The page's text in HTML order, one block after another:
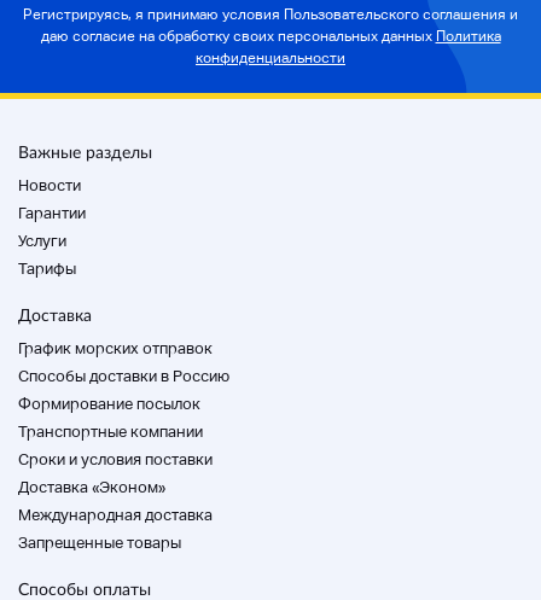
Регистрируясь, я принимаю условия Пользовательского соглашения и
даю согласие на обработку своих персональных данных Политика
конфиденциальности
Важные разделы
Новости
Гарантии
Услуги
Тарифы
Доставка
График морских отправок
Способы доставки в Россию
Формирование посылок
Транспортные компании
Cроки и условия поставки
Доставка «Эконом»
Международная доставка
Запрещенные товары
Способы оплаты